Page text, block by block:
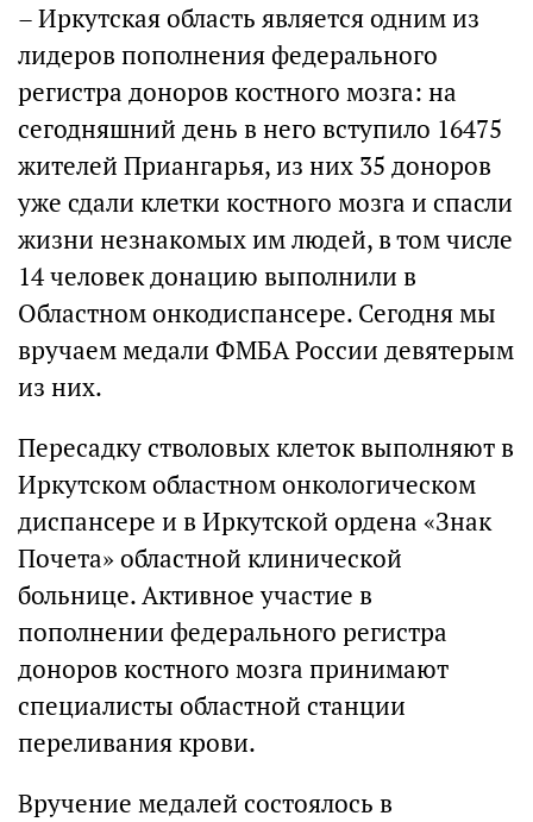
– Иркутская область является одним из
лидеров пополнения федерального
регистра доноров костного мозга: на
сегодняшний день в него вступило 16475
жителей Приангарья, из них 35 доноров
уже сдали клетки костного мозга и спасли
жизни незнакомых им людей, в том числе
14 человек донацию выполнили в
Областном онкодиспансере. Сегодня мы
вручаем медали ФМБА России девятерым
из них.
Пересадку стволовых клеток выполняют в
Иркутском областном онкологическом
диспансере и в Иркутской ордена «Знак
Почета» областной клинической
больнице. Активное участие в
пополнении федерального регистра
доноров костного мозга принимают
специалисты областной станции
переливания крови.
Вручение медалей состоялось в